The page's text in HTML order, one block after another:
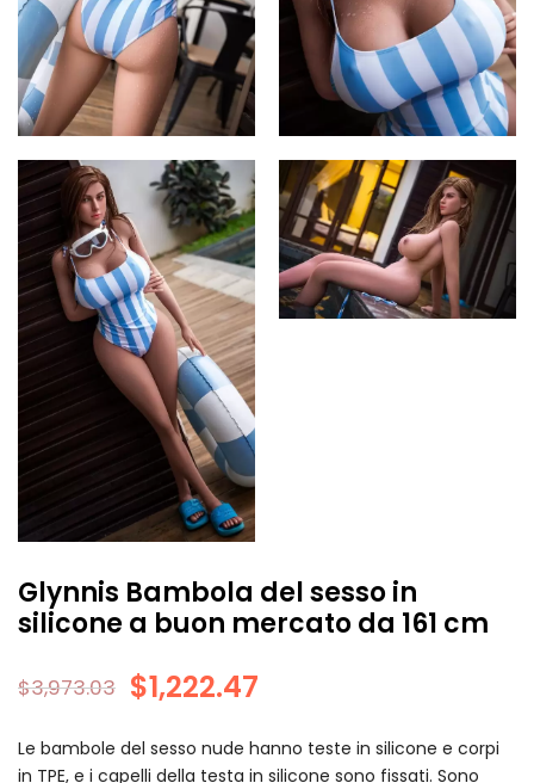
Glynnis Bambola del sesso in
silicone a buon mercato da 161 cm
$3,973.03 $1,222.47
Le bambole del sesso nude hanno teste in silicone e corpi
in TPE, e i capelli della testa in silicone sono fissati. Sono